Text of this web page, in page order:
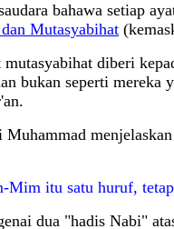
bahawa setiap
Mutasyabihat
diberi
bukan seperti
Muhammad
Mim itu satu huruf,
dua "hadis Nabi"